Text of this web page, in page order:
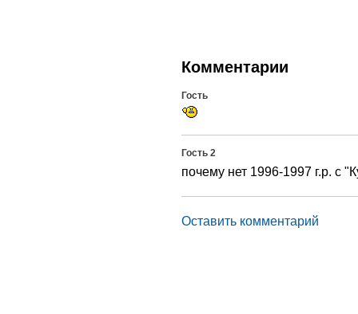
Комментарии
Гость
Гость 2
почему нет 1996-1997 г.р. с
Оставить комментарий